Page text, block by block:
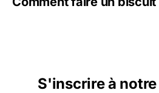
S'inscrire à